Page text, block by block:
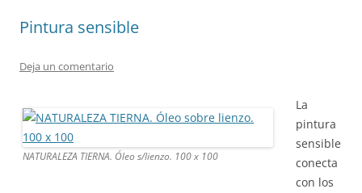
Pintura sensible
Deja un comentario
NATURALEZA TIERNA. Óleo s/lienzo. 100 x 100
La
pintura
sensible
conecta
con los